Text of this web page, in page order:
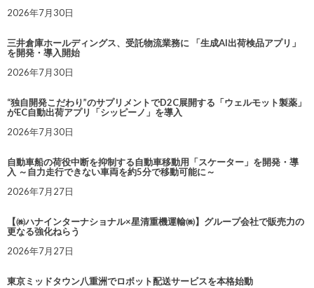
2026年7月30日
三井倉庫ホールディングス、受託物流業務に 「生成AI出荷検品アプリ」
を開発・導入開始
2026年7月30日
“独自開発こだわり”のサプリメントでD2C展開する「ウェルモット製薬」
がEC自動出荷アプリ「シッピーノ」を導入
2026年7月30日
自動車船の荷役中断を抑制する自動車移動用「スケーター」を開発・導
入 ～自力走行できない車両を約5分で移動可能に～
2026年7月27日
【㈱ハナインターナショナル×星清重機運輸㈱】グループ会社で販売力の
更なる強化ねらう
2026年7月27日
東京ミッドタウン八重洲でロボット配送サービスを本格始動